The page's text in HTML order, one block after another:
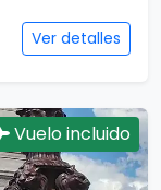
Ver detalles
Vuelo incluido